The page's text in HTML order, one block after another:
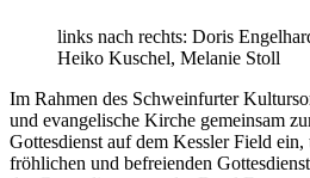
links nach rechts: Doris
Heiko Kuschel, Melanie Stoll
Im Rahmen des Schweinfurter
und evangelische Kirche gemeinsam
Gottesdienst auf dem Kessler Field
fröhlichen und befreienden